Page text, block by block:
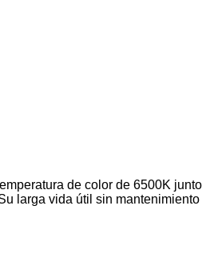
de color de 6500K junto
larga vida útil sin mantenimiento